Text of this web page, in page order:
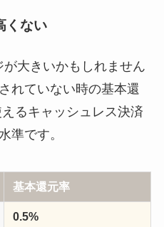
くない
大きいかもしれません
れていない時の基本還
るキャッシュレス決済
準です。
基本還元率
0.5%